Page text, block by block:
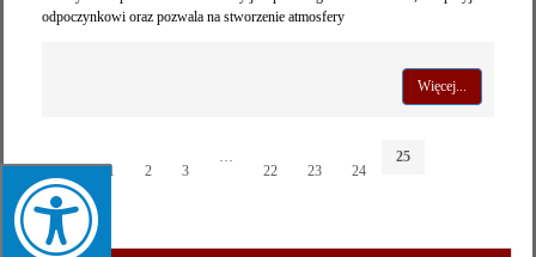
odpoczynkowi oraz pozwala na stworzenie atmosfery
Więcej...
← 1 2 3
…
22
23 24
25